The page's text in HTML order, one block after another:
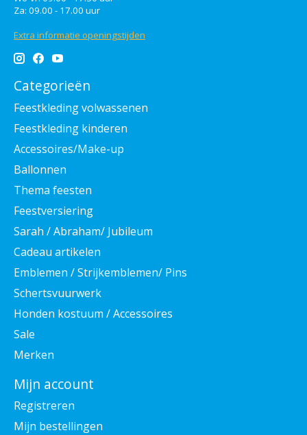
Za: 09.00 - 17.00 uur
Extra informatie openingstijden
Categorieën
Feestkleding volwassenen
Feestkleding kinderen
Accessoires/Make-up
Ballonnen
Thema feesten
Feestversiering
Sarah / Abraham/ Jubileum
Cadeau artikelen
Emblemen / Strijkemblemen/ Pins
Schertsvuurwerk
Honden kostuum / Accessoires
Sale
Merken
Mijn account
Registreren
Mijn bestellingen